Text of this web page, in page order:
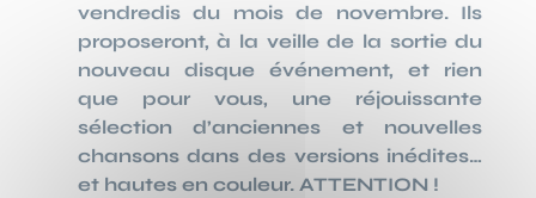
vendredis du mois de novembre. Ils
proposeront, à la veille de la sortie du
nouveau disque événement, et rien
que pour vous, une réjouissante
sélection d’anciennes et nouvelles
chansons dans des versions inédites…
et hautes en couleur. ATTENTION !